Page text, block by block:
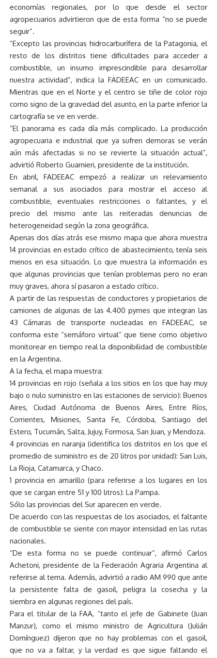
economías regionales, por lo que desde el sector
agropecuarios advirtieron que de esta forma “no se puede
seguir”.
“Excepto las provincias hidrocarburífera de la Patagonia, el
resto de los distritos tiene dificultades para acceder a
combustible, un insumo imprescindible para desarrollar
nuestra actividad”, indica la FADEEAC en un comunicado.
Mientras que en el Norte y el centro se tiñe de color rojo
como signo de la gravedad del asunto, en la parte inferior la
cartografía se ve en verde.
“El panorama es cada día más complicado. La producción
agropecuaria e industrial que ya sufren demoras se verán
aún más afectadas si no se revierte la situación actual”,
advirtió Roberto Guarnieri, presidente de la institución.
En abril, FADEEAC empezó a realizar un relevamiento
semanal a sus asociados para mostrar el acceso al
combustible, eventuales restricciones o faltantes, y el
precio del mismo ante las reiteradas denuncias de
heterogeneidad según la zona geográfica.
Apenas dos días atrás ese mismo mapa que ahora muestra
14 provincias en estado crítico de abastecimiento, tenía seis
menos en esa situación. Lo que muestra la información es
que algunas provincias que tenían problemas pero no eran
muy graves, ahora sí pasaron a estado crítico.
A partir de las respuestas de conductores y propietarios de
camiones de algunas de las 4.400 pymes que integran las
43 Cámaras de transporte nucleadas en FADEEAC, se
conforma este “semáforo virtual” que tiene como objetivo
monitorear en tiempo real la disponibilidad de combustible
en la Argentina.
A la fecha, el mapa muestra:
14 provincias en rojo (señala a los sitios en los que hay muy
bajo o nulo suministro en las estaciones de servicio): Buenos
Aires, Ciudad Autónoma de Buenos Aires, Entre Ríos,
Corrientes, Misiones, Santa Fe, Córdoba, Santiago del
Estero, Tucumán, Salta, Jujuy, Formosa, San Juan, y Mendoza.
4 provincias en naranja (identifica los distritos en los que el
promedio de suministro es de 20 litros por unidad): San Luis,
La Rioja, Catamarca, y Chaco.
1 provincia en amarillo (para referirse a los lugares en los
que se cargan entre 51 y 100 litros): La Pampa.
Sólo las provincias del Sur aparecen en verde.
De acuerdo con las respuestas de los asociados, el faltante
de combustible se siente con mayor intensidad en las rutas
nacionales.
“De esta forma no se puede continuar”, afirmó Carlos
Achetoni, presidente de la Federación Agraria Argentina al
referirse al tema. Además, advirtió a radio AM 990 que ante
la persistente falta de gasoil, peligra la cosecha y la
siembra en algunas regiones del país.
Para el titular de la FAA, “tanto el jefe de Gabinete (Juan
Manzur), como el mismo ministro de Agricultura (Julián
Domínguez) dijeron que no hay problemas con el gasoil,
que no va a faltar, y la verdad es que sigue faltando el